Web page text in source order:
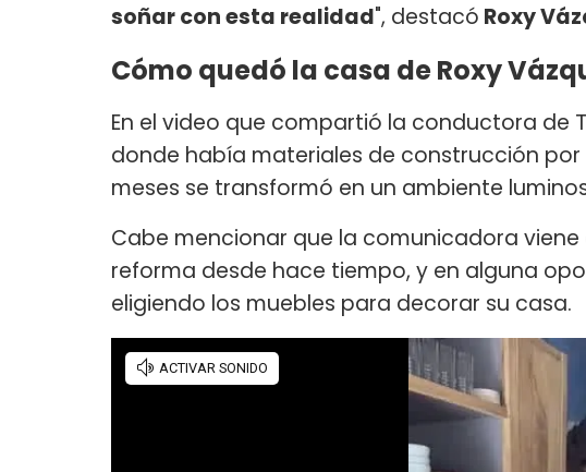
soñar con esta realidad", destacó Roxy
Cómo quedó la casa de Roxy
En el video que compartió la conductora de
donde había materiales de construcción
meses se transformó en un ambiente
Cabe mencionar que la comunicadora
reforma desde hace tiempo, y en alguna
eligiendo los muebles para decorar su casa.